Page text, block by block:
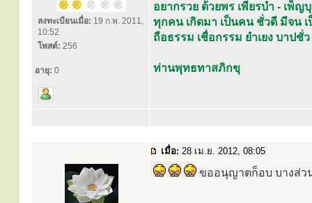
ลงทะเบียนเมื่อ: 19 ก.พ. 2011,
10:52
โพสต์: 256
อายุ: 0
อยากรวย ด้วยพร เพียรบำ - เพ็
ทุกคน เกิดมา เป็นคน ชั่วดี มีจน เ
ถือธรรม เชื่อกรรม ยำเยง บาปชั่
ท่านพุทธทาสภิกขุ
เมื่อ: 28 เม.ย. 2012, 08:05
ขออนุญาตก็อบ บางส่ว